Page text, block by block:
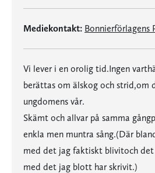
Mediekontakt: Bonnierförlagens
Vi lever i en orolig tid.Ingen
berättas om älskog och strid,om
ungdomens vår.
Skämt och allvar på samma
enkla men muntra sång.(Där
med det jag faktiskt blivitoch det
med det jag blott har skrivit.)